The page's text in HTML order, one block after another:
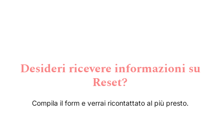
Desideri ricevere informazioni su
Reset?
Compila il form e verrai ricontattato al più presto.